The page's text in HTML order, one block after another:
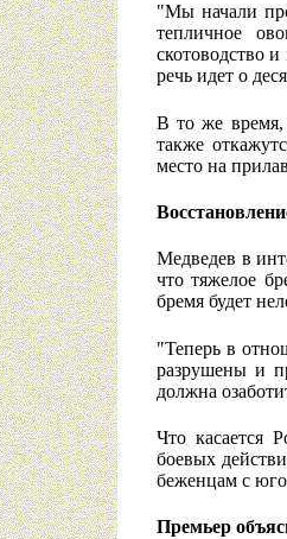
"Мы начали
тепличное
скотоводство
речь идет о
В то же время,
также
место на
Медведев в
что тяжелое
бремя будет
"Теперь в
разрушены и
должна
Что касается
боевых
беженцам с
Премьер